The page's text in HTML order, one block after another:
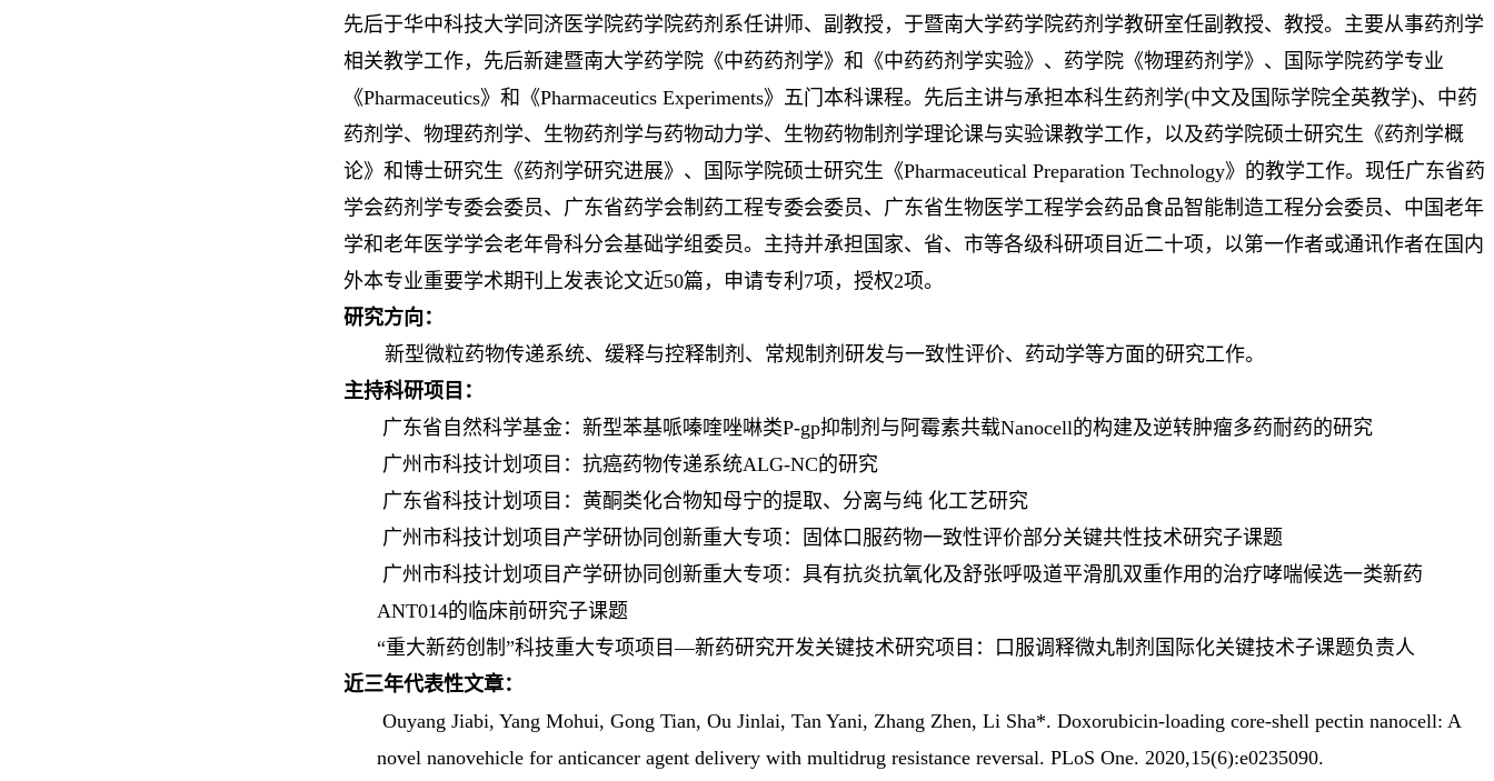
先后于华中科技大学同济医学院药学院药剂系任讲师、副教授，于暨南大学药学院药剂学教研室任副教授、教授。主要从事药剂学
相关教学工作，先后新建暨南大学药学院《中药药剂学》和《中药药剂学实验》、药学院《物理药剂学》、国际学院药学专业
《Pharmaceutics》和《Pharmaceutics Experiments》五门本科课程。先后主讲与承担本科生药剂学(中文及国际学院全英教学)、中药
药剂学、物理药剂学、生物药剂学与药物动力学、生物药物制剂学理论课与实验课教学工作，以及药学院硕士研究生《药剂学概
论》和博士研究生《药剂学研究进展》、国际学院硕士研究生《Pharmaceutical Preparation Technology》的教学工作。现任广东省药
学会药剂学专委会委员、广东省药学会制药工程专委会委员、广东省生物医学工程学会药品食品智能制造工程分会委员、中国老年
学和老年医学学会老年骨科分会基础学组委员。主持并承担国家、省、市等各级科研项目近二十项，以第一作者或通讯作者在国内
外本专业重要学术期刊上发表论文近50篇，申请专利7项，授权2项。
研究方向：
新型微粒药物传递系统、缓释与控释制剂、常规制剂研发与一致性评价、药动学等方面的研究工作。
主持科研项目：
广东省自然科学基金：新型苯基哌嗪喹唑啉类P-gp抑制剂与阿霉素共载Nanocell的构建及逆转肿瘤多药耐药的研究
广州市科技计划项目：抗癌药物传递系统ALG-NC的研究
广东省科技计划项目：黄酮类化合物知母宁的提取、分离与纯 化工艺研究
广州市科技计划项目产学研协同创新重大专项：固体口服药物一致性评价部分关键共性技术研究子课题
广州市科技计划项目产学研协同创新重大专项：具有抗炎抗氧化及舒张呼吸道平滑肌双重作用的治疗哮喘候选一类新药
ANT014的临床前研究子课题
“重大新药创制”科技重大专项项目—新药研究开发关键技术研究项目：口服调释微丸制剂国际化关键技术子课题负责人
近三年代表性文章：
Ouyang Jiabi, Yang Mohui, Gong Tian, Ou Jinlai, Tan Yani, Zhang Zhen,Li Sha*. Doxorubicin-loading core-shell pectin nanocell: A
novel nanovehicle for anticancer agent delivery with multidrug resistance reversal. PLoS One. 2020,15(6):e0235090.